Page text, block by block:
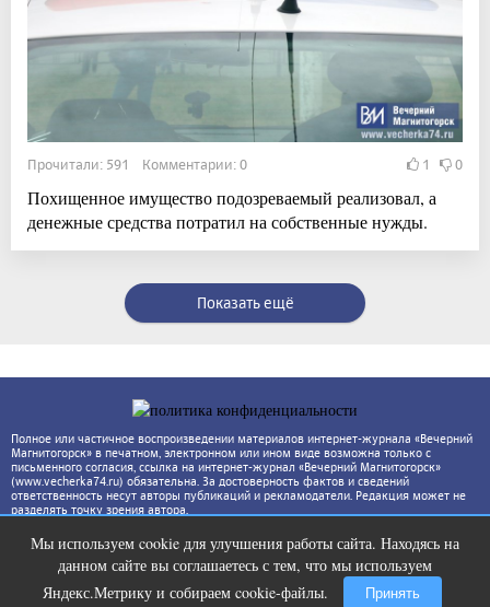
Прочитали: 591 Комментарии: 0 1 0
Похищенное имущество подозреваемый реализовал, а
денежные средства потратил на собственные нужды.
Показать ещё
Полное или частичное воспроизведении материалов интернет-журнала «Вечерний
Магнитогорск» в печатном, электронном или ином виде возможна только с
письменного согласия, ссылка на интернет-журнал «Вечерний Магнитогорск»
(www.vecherka74.ru) обязательна. За достоверность фактов и сведений
ответственность несут авторы публикаций и рекламодатели. Редакция может не
разделять точку зрения автора.
Мы используем cookie для улучшения работы сайта. Находясь на
данном сайте вы соглашаетесь с тем, что мы используем
Яндекс.Метрику и собираем cookie-файлы.
Принять
Ногти будут чистыми! Домашний
метод убьет грибок, возьмите 3%-ю…